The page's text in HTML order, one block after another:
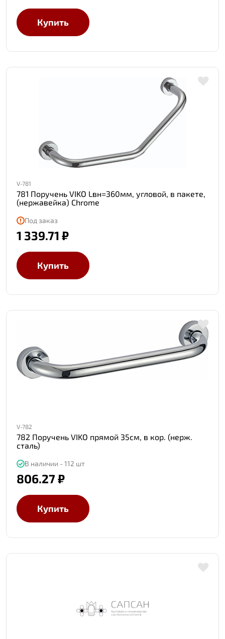
Купить
V-781
781 Поручень VIKO Lвн=360мм, угловой, в пакете,
(нержавейка) Chrome
Под заказ
1 339.71 ₽
Купить
V-782
782 Поручень VIKO прямой 35см, в кор. (нерж.
сталь)
В наличии - 112 шт
806.27 ₽
Купить